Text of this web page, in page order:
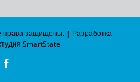
защищены. | Разработка
SmartState